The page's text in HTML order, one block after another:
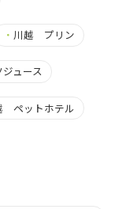
・ 川越 プリン
ュース
ペットホテル